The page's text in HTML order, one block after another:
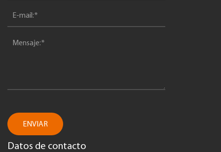
ENVIAR
Datos de contacto